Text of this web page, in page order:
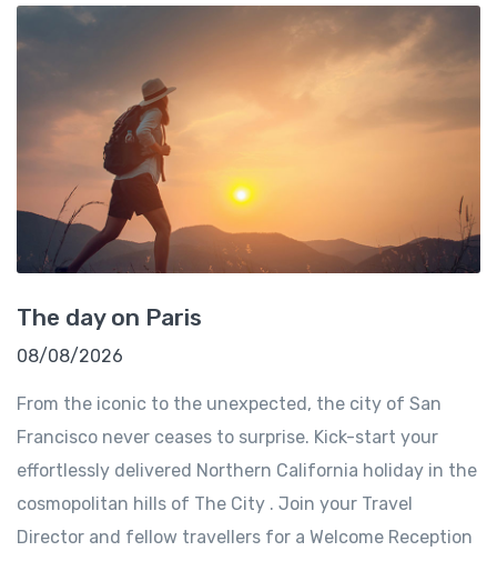
The day on Paris
08/08/2026
From the iconic to the unexpected, the city of San
Francisco never ceases to surprise. Kick-start your
effortlessly delivered Northern California holiday in the
cosmopolitan hills of The City . Join your Travel
Director and fellow travellers for a Welcome Reception